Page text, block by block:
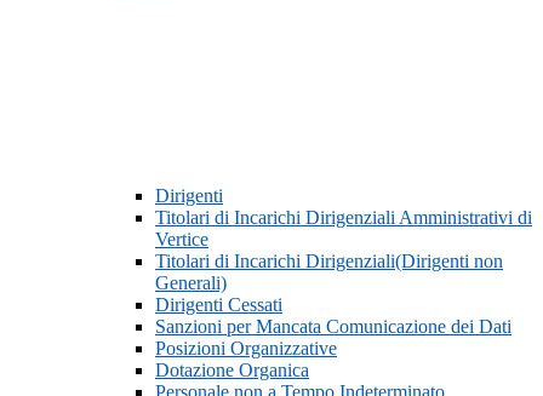
Dirigenti
Titolari di Incarichi Dirigenziali Amministrativi di
Vertice
Titolari di Incarichi Dirigenziali(Dirigenti non
Generali)
Dirigenti Cessati
Sanzioni per Mancata Comunicazione dei Dati
Posizioni Organizzative
Dotazione Organica